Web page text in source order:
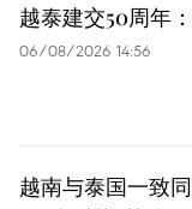
越泰建交50周年
06/08/2026 14:56
越南与泰国一致